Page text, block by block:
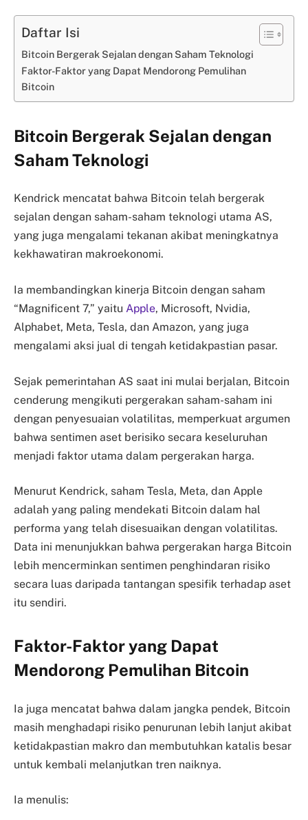
Daftar Isi
Bitcoin Bergerak Sejalan dengan Saham Teknologi
Faktor-Faktor yang Dapat Mendorong Pemulihan
Bitcoin
Bitcoin Bergerak Sejalan dengan
Saham Teknologi
Kendrick mencatat bahwa Bitcoin telah bergerak
sejalan dengan saham-saham teknologi utama AS,
yang juga mengalami tekanan akibat meningkatnya
kekhawatiran makroekonomi.
Ia membandingkan kinerja Bitcoin dengan saham
“Magnificent 7,” yaitu Apple, Microsoft, Nvidia,
Alphabet, Meta, Tesla, dan Amazon, yang juga
mengalami aksi jual di tengah ketidakpastian pasar.
Sejak pemerintahan AS saat ini mulai berjalan, Bitcoin
cenderung mengikuti pergerakan saham-saham ini
dengan penyesuaian volatilitas, memperkuat argumen
bahwa sentimen aset berisiko secara keseluruhan
menjadi faktor utama dalam pergerakan harga.
Menurut Kendrick, saham Tesla, Meta, dan Apple
adalah yang paling mendekati Bitcoin dalam hal
performa yang telah disesuaikan dengan volatilitas.
Data ini menunjukkan bahwa pergerakan harga Bitcoin
lebih mencerminkan sentimen penghindaran risiko
secara luas daripada tantangan spesifik terhadap aset
itu sendiri.
Faktor-Faktor yang Dapat
Mendorong Pemulihan Bitcoin
Ia juga mencatat bahwa dalam jangka pendek, Bitcoin
masih menghadapi risiko penurunan lebih lanjut akibat
ketidakpastian makro dan membutuhkan katalis besar
untuk kembali melanjutkan tren naiknya.
Ia menulis: